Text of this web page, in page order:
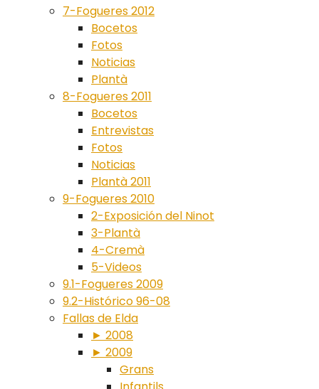
7-Fogueres 2012
Bocetos
Fotos
Noticias
Plantà
8-Fogueres 2011
Bocetos
Entrevistas
Fotos
Noticias
Plantà 2011
9-Fogueres 2010
2-Exposición del Ninot
3-Plantà
4-Cremà
5-Videos
9.1-Fogueres 2009
9.2-Histórico 96-08
Fallas de Elda
► 2008
► 2009
Grans